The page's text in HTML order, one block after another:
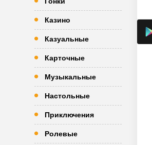
Казино
Казуальные
Карточные
Музыкальные
Настольные
Приключения
Ролевые